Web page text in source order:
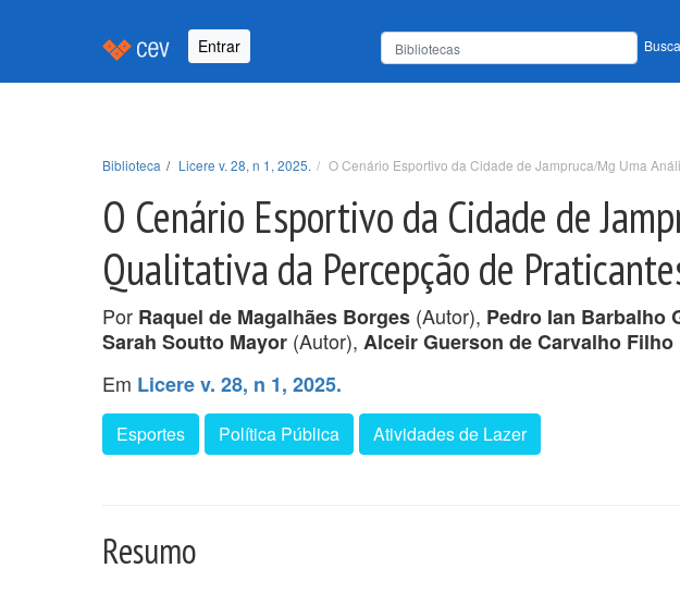
Entrar
Biblioteca Licere v. 28, n 1, 2025. O Cenário Esportivo da Cidade de Jampruca/Mg Uma
O Cenário Esportivo da Cidade de
Qualitativa da Percepção de
Por Raquel de Magalhães Borges (Autor), Pedro Ian Barbalho
Sarah Soutto Mayor (Autor), Alceir Guerson de Carvalho Filho
Em Licere v. 28, n 1, 2025.
Esportes Política Pública Atividades de Lazer
Resumo